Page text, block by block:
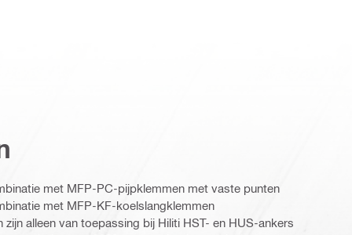
met MFP-PC-pijpklemmen met vaste punten
met MFP-KF-koelslangklemmen
zijn alleen van toepassing bij Hiliti HST- en HUS-ankers